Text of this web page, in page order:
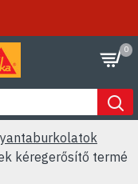
0
kéregerősítő termé